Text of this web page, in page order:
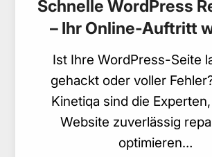
Schnelle WordPress
– Ihr Online-Auftritt
Ist Ihre WordPress-Seite
gehackt oder voller
Kinetiqa sind die
Website zuverlässig
optimieren…